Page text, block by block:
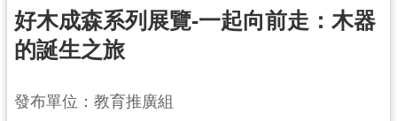
資
好木成森系列展覽-一起向前走：木器
的誕生之旅
發布單位：教育推廣組